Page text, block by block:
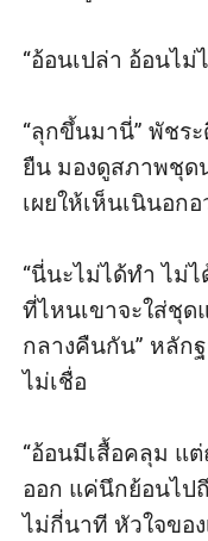
“อ้อนเปล่า อ้อนไ
“ลุกขึ้นมานี่” พัชร
ยืน มองดูสภาพชุด
เผยให้เห็นเนินอก
“นี่นะไม่ได้ทำ ไม่
ที่ไหนเขาจะใส่ชุด
กลางคืนกัน” หลัก
ไม่เชื่อ
“อ้อนมีเสื้อคลุม แ
ออก แค่นึกย้อนไป
ไม่กี่นาที หัวใจขอ